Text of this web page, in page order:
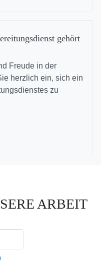
gehört
Freude in der
herzlich ein, sich ein
zu
ARBEIT